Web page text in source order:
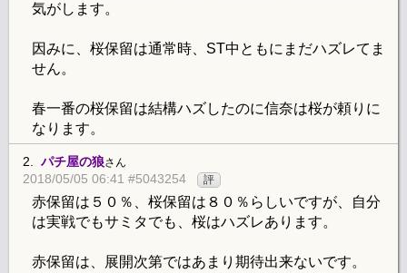
気がします。
因みに、桜保留は通常時、ST中ともにまだハズレてま
せん。
春一番の桜保留は結構ハズしたのに信奈は桜が頼りに
なります。
2. パチ屋の狼さん
2018/05/05 06:41 #5043254 評
赤保留は５０％、桜保留は８０％らしいですが、自分
は実戦でもサミタでも、桜はハズレあります。
赤保留は、展開次第ではあまり期待出来ないです。